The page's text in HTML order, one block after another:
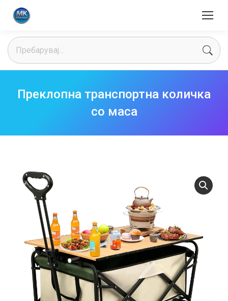
Search:
Преклопна транспортна количка
со маса